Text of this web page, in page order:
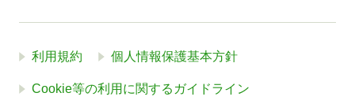
利用規約 個人情報保護基本方針
Cookie等の利用に関するガイドライン